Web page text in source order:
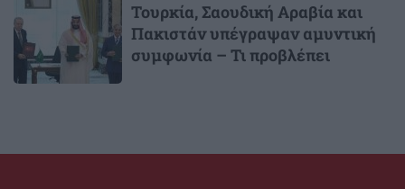
Τουρκία, Σαουδική Αραβία και
Πακιστάν υπέγραψαν αμυντική
συμφωνία – Τι προβλέπει